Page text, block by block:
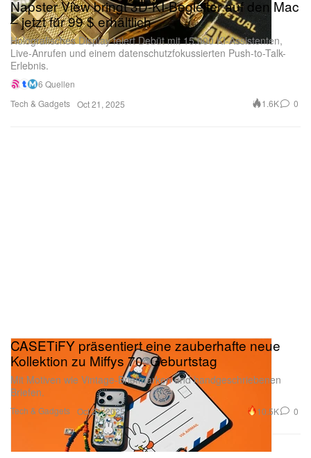
Tech & Gadgets
Napster View bringt 3D-KI-Begleiter auf den Mac
– jetzt für 99 $ erhältlich
Holografisches Display feiert Debüt mit 15.000 KI-Assistenten,
Live-Anrufen und einem datenschutzfokussierten Push-to-Talk-
Erlebnis.
6 Quellen
Oct 21, 2025
1.6K 0
Tech & Gadgets
CASETiFY präsentiert eine zauberhafte neue
Kollektion zu Miffys 70. Geburtstag
Mit Motiven wie Vintage-Briefmarken und handgeschriebenen
Briefen.
Oct 21, 2025 10.5K 0